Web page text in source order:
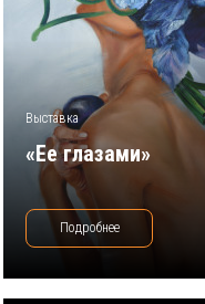
Выставка
«Ее глазами»
Подробнее